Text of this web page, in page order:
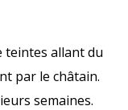
teintes allant du
par le châtain.
semaines.